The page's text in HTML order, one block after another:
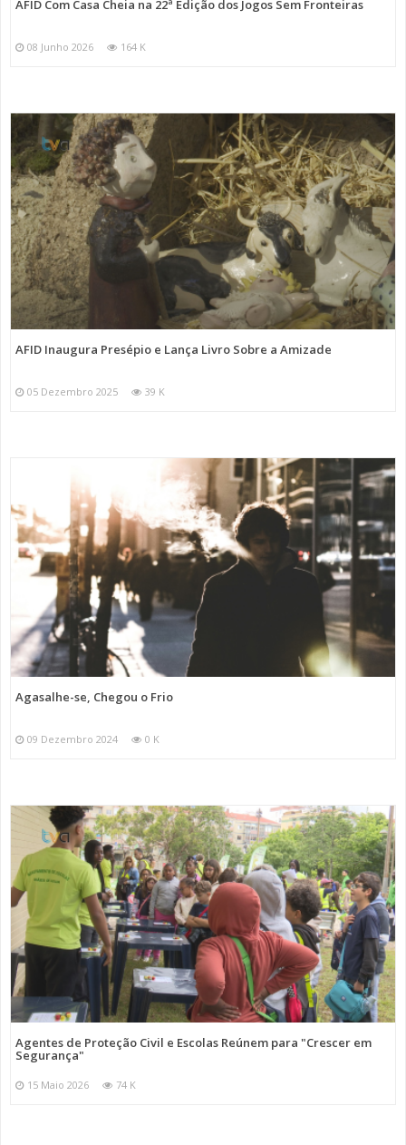
AFID Com Casa Cheia na 22ª Edição dos Jogos Sem Fronteiras
08 Junho 2026 164 K
AFID Inaugura Presépio e Lança Livro Sobre a Amizade
05 Dezembro 2025 39 K
Agasalhe-se, Chegou o Frio
09 Dezembro 2024 0 K
Agentes de Proteção Civil e Escolas Reúnem para "Crescer em
Segurança"
15 Maio 2026 74 K